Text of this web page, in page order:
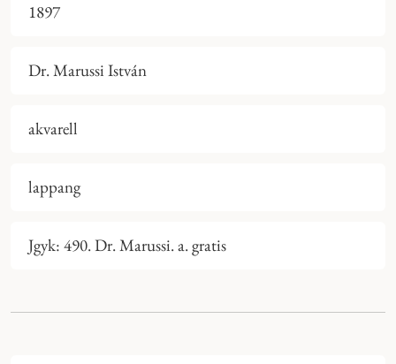
1897
Dr. Marussi István
akvarell
lappang
Jgyk: 490. Dr. Marussi. a. gratis